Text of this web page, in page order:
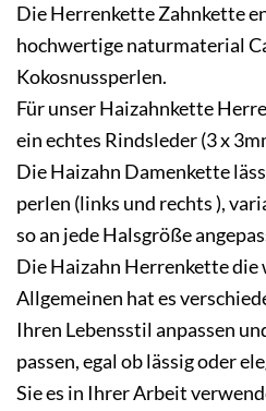
Die Herrenkette Zahnkette
hochwertige naturmaterial
Kokosnussperlen.
Für unser Haizahnkette
ein echtes Rindsleder (3 x
Die Haizahn Damenkette
perlen (links und rechts ),
so an jede Halsgröße
Die Haizahn Herrenkette
Allgemeinen hat es
Ihren Lebensstil anpassen
passen, egal ob lässig oder
Sie es in Ihrer Arbeit